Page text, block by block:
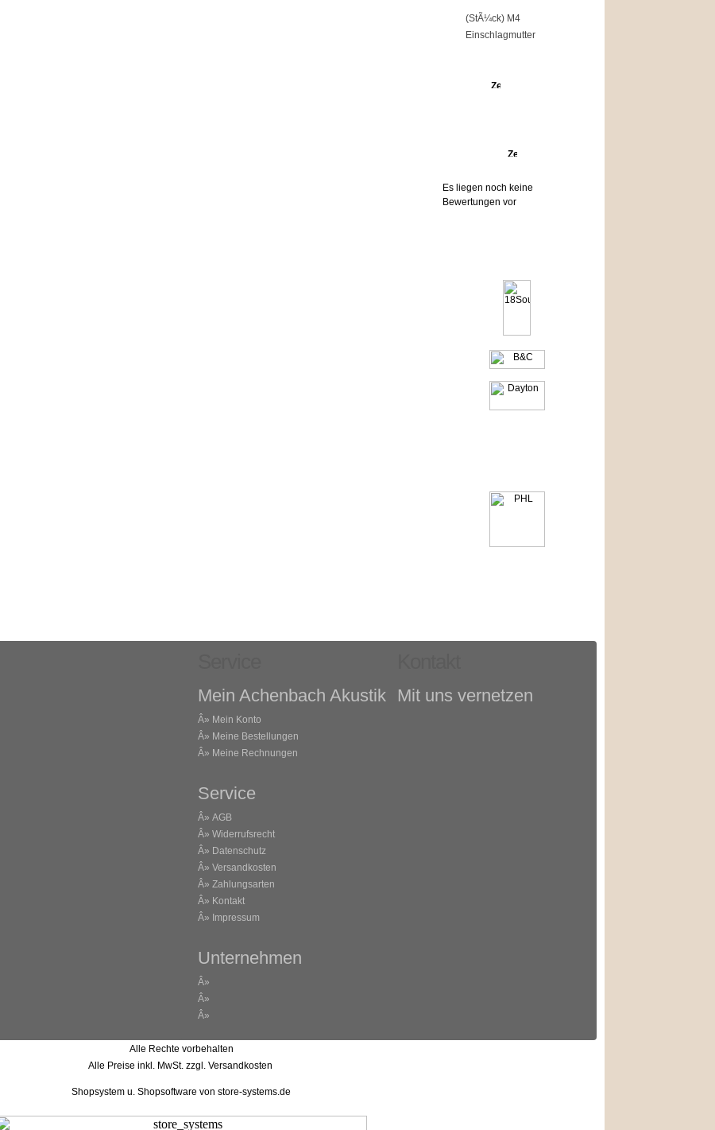
(StÃ¼ck) M4
Einschlagmutter
Es liegen noch keine
Bewertungen vor
Mein Achenbach Akustik
Â» Mein Konto
Â» Meine Bestellungen
Â» Meine Rechnungen
Service
Â» AGB
Â» Widerrufsrecht
Â» Datenschutz
Â» Versandkosten
Â» Zahlungsarten
Â» Kontakt
Â» Impressum
Unternehmen
Â»
Â»
Â»
Mit uns vernetzen
Alle Rechte vorbehalten
Alle Preise inkl. MwSt. zzgl. Versandkosten
Shopsystem u. Shopsoftware von store-systems.de